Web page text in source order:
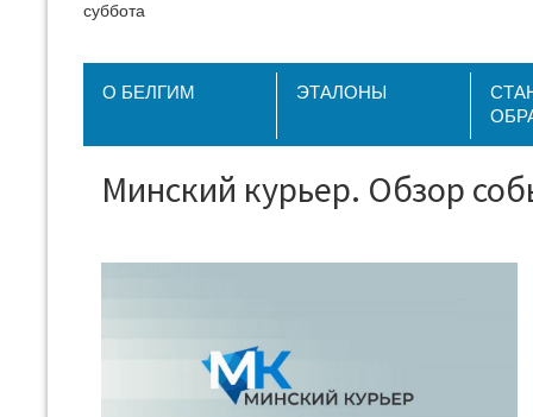
суббота
О БЕЛГИМ ЭТАЛОНЫ
Минский курьер. Обзор